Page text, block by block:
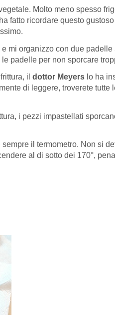
Molto meno spesso
fatto ricordare questo
mi organizzo con due
padelle per non sporcare
il dottor Meyers lo ha
di leggere, troverete tutte
i pezzi impastellati
il termometro. Non si
al di sotto dei 170°,